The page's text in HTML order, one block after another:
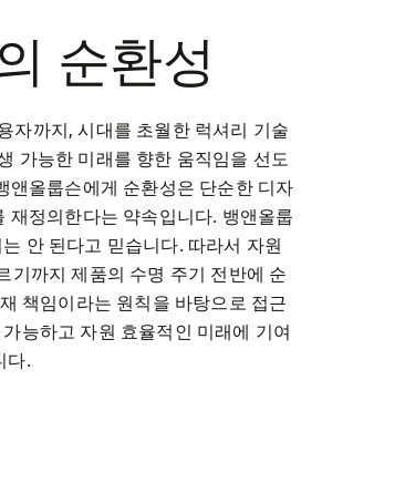
순환성
자까지, 시대를 초월한 럭셔리 기술
가능한 미래를 향한 움직임을 선도
앤올룹슨에게 순환성은 단순한 디자
재정의한다는 약속입니다. 뱅앤올룹
안 된다고 믿습니다. 따라서 자원
기까지 제품의 수명 주기 전반에 순
책임이라는 원칙을 바탕으로 접근
능하고 자원 효율적인 미래에 기여
다.